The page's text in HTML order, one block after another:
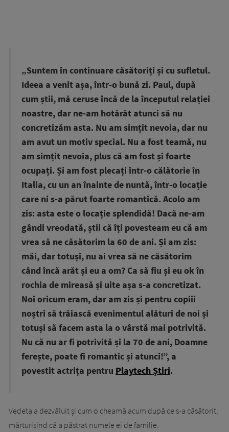
„Suntem în continuare căsătoriți și cu sufletul.
Ideea a venit așa, într-o bună zi. Paul, după
cum știi, mă ceruse încă de la începutul relației
noastre, dar ne-am hotărât atunci să nu
concretizăm asta. Nu am simțit nevoia, dar nu
am avut un motiv special. Nu a fost teamă, nu
am simțit nevoia, plus că am fost și foarte
ocupați. Și am fost plecați într-o călătorie în
Italia, cu un an înainte de nuntă, într-o locație
care ni s-a părut foarte romantică. Acolo am
zis: asta este o locație splendidă! Dacă ne-am
gândi vreodată, știi că îți povesteam eu că am
vrea să ne căsătorim la 60 de ani. Și am zis:
măi, dar totuși, nu ai vrea să ne căsătorim
când încă arăt și eu a om? Ca să fiu și eu ok în
rochia de mireasă și uite așa s-a concretizat.
Noi oricum eram, dar am zis și pentru copiii
noștri să trăiască evenimentul alături de noi și
totuși să facem asta la o vârstă mai potrivită.
Nu că nu ar fi potrivită și la 70 de ani, Doamne
ferește, poate fi romantic și atunci!”, a
povestit actrița pentru Playtech Știri.
Vedeta a dezvăluit și cum o cheamă acum după ce s-a căsătorit,
mărturisind că a păstrat numele ei de familie.